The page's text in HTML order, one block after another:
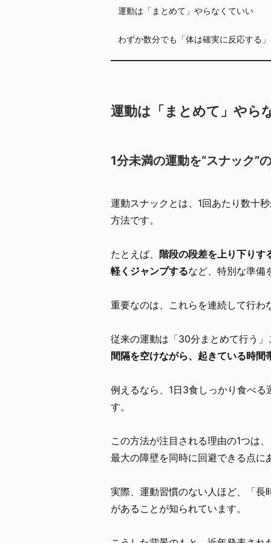
運動は「まとめて」やらなくていい
わずか数分でも「体は確実に反応する」
運動は「まとめて」やら
1分未満の運動を“スナック”
運動スナックとは、1回あたり数十
方法です。
たとえば、 階段の段差を上り下りす
軽くジャンプするなど、特別な準備
重要なのは、これらを連続して行わ
従来の運動は「30分まとめて行う
間隔を空けながら、起きている時間
例えるなら、1日3食しっかり食べ
す。
この方法が注目される理由の1つは
最大の障壁を同時に回避できる点に
実際、運動習慣のない人ほど、「
があることが知られています。